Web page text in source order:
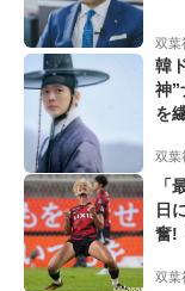
双葉
韓
神”
を
双葉
「
日
奮!
の
双葉